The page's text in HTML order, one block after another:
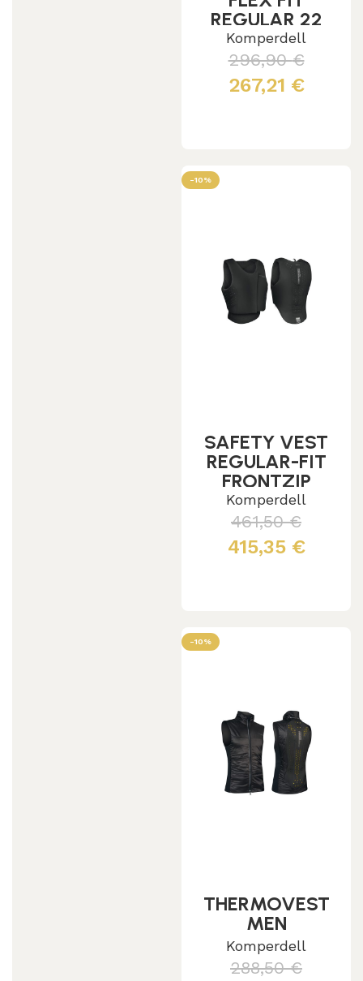
REGULAR 22
Komperdell
296,90€
267,21 €
-10%
SAFETY VEST
REGULAR-FIT
FRONTZIP
Komperdell
461,50€
415,35 €
-10%
THERMOVEST
MEN
Komperdell
288,50€